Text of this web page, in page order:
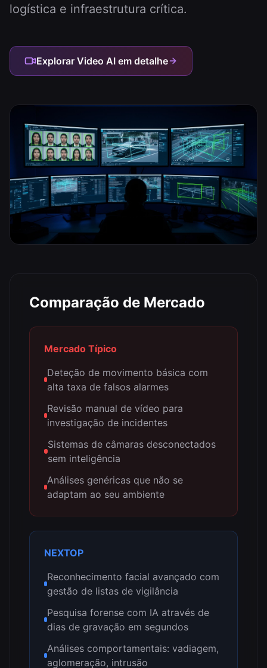
logística e infraestrutura crítica.
Explorar Video AI em detalhe
Comparação de Mercado
Mercado Típico
Deteção de movimento básica com
alta taxa de falsos alarmes
Revisão manual de vídeo para
investigação de incidentes
Sistemas de câmaras desconectados
sem inteligência
Análises genéricas que não se
adaptam ao seu ambiente
NEXTOP
Reconhecimento facial avançado com
gestão de listas de vigilância
Pesquisa forense com IA através de
dias de gravação em segundos
Análises comportamentais: vadiagem,
aglomeração, intrusão